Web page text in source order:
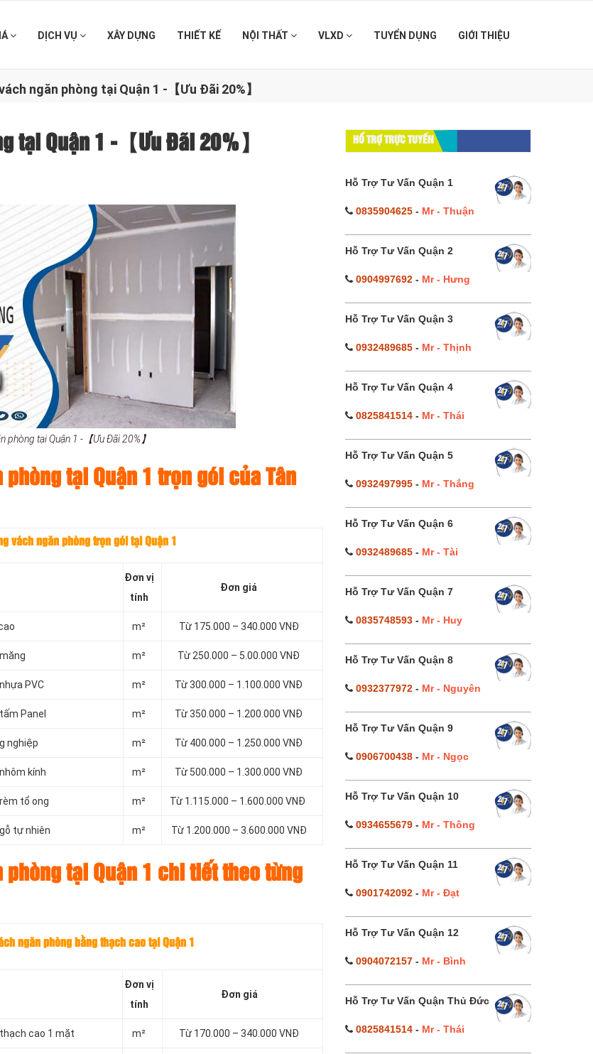
DỊCH VỤ XÂY DỰNG THIẾT KẾ NỘI THẤT VLXD TUYỂN DỤNG GIỚI THIỆU
ngăn phòng tại Quận 1 -【Ưu Đãi 20%】
tại Quận 1 -【Ưu Đãi 20%】
phòng tại Quận 1 -【Ưu Đãi 20%】
tại Quận 1 trọn gói của Tân
vách ngăn phòng trọn gói tại Quận 1
Đơn vị
tính
Đơn giá
m² Từ 175.000 – 340.000 VNĐ
m² Từ 250.000 – 5.00.000 VNĐ
PVC m² Từ 300.000 – 1.100.000 VNĐ
Panel m² Từ 350.000 – 1.200.000 VNĐ
nghiệp m² Từ 400.000 – 1.250.000 VNĐ
kính m² Từ 500.000 – 1.300.000 VNĐ
tổ ong m² Từ 1.115.000 – 1.600.000 VNĐ
tự nhiên m² Từ 1.200.000 – 3.600.000 VNĐ
tại Quận 1 chi tiết theo từng
ngăn phòng bằng thạch cao tại Quận 1
Đơn vị
tính
Đơn giá
cao 1 mặt m² Từ 170.000 – 340.000 VNĐ
HỔ TRỢ TRỰC TUYẾN
Hỗ Trợ Tư Vấn Quận 1
0835904625- Mr - Thuận
Hỗ Trợ Tư Vấn Quận 2
0904997692- Mr - Hưng
Hỗ Trợ Tư Vấn Quận 3
0932489685- Mr - Thịnh
Hỗ Trợ Tư Vấn Quận 4
0825841514- Mr - Thái
Hỗ Trợ Tư Vấn Quận 5
0932497995- Mr - Thắng
Hỗ Trợ Tư Vấn Quận 6
0932489685- Mr - Tài
Hỗ Trợ Tư Vấn Quận 7
0835748593- Mr - Huy
Hỗ Trợ Tư Vấn Quận 8
0932377972- Mr - Nguyên
Hỗ Trợ Tư Vấn Quận 9
0906700438- Mr - Ngọc
Hỗ Trợ Tư Vấn Quận 10
0934655679- Mr - Thông
Hỗ Trợ Tư Vấn Quận 11
0901742092- Mr - Đạt
Hỗ Trợ Tư Vấn Quận 12
0904072157- Mr - Bình
Hỗ Trợ Tư Vấn Quận Thủ Đức
0825841514- Mr - Thái